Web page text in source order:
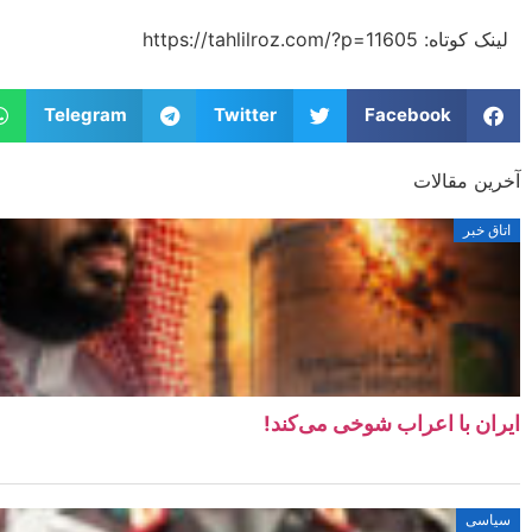
لینک کوتاه:​ https://tahlilroz.com/?p=11605
Facebook
Twitter
Telegram
آخرین مقالات
اتاق خبر
ایران با اعراب شوخی می‌کند!
سیاسی